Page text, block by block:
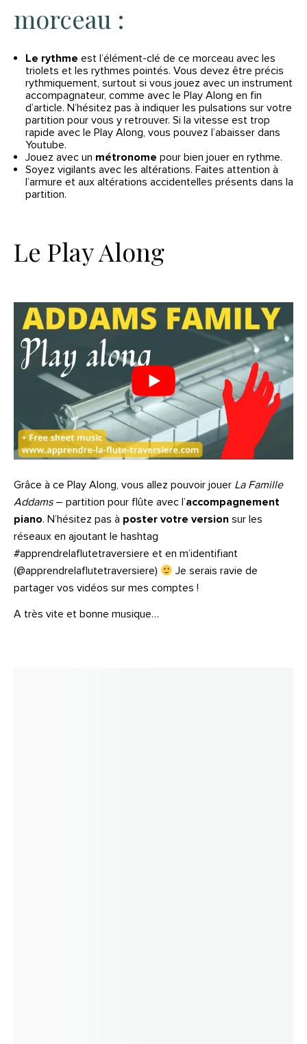
morceau :
Le rythme est l’élément-clé de ce morceau avec les
triolets et les rythmes pointés. Vous devez être précis
rythmiquement, surtout si vous jouez avec un instrument
accompagnateur, comme avec le Play Along en fin
d’article. N’hésitez pas à indiquer les pulsations sur votre
partition pour vous y retrouver. Si la vitesse est trop
rapide avec le Play Along, vous pouvez l’abaisser dans
Youtube.
Jouez avec un métronome pour bien jouer en rythme.
Soyez vigilants avec les altérations. Faites attention à
l’armure et aux altérations accidentelles présents dans la
partition.
Le Play Along
Grâce à ce Play Along, vous allez pouvoir jouer La Famille
Addams– partition pour flûte avec l’accompagnement
piano. N’hésitez pas à poster votre version sur les
réseaux en ajoutant le hashtag
#apprendrelaflutetraversiere et en m’identifiant
(@apprendrelaflutetraversiere)
Je serais ravie de
partager vos vidéos sur mes comptes !
A très vite et bonne musique…